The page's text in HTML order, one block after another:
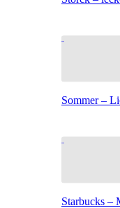
Sommer –
Starbucks –